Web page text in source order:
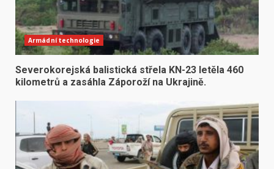
Armádní technologie
Severokorejská balistická střela KN-23 letěla 460
kilometrů a zasáhla Záporoží na Ukrajině.